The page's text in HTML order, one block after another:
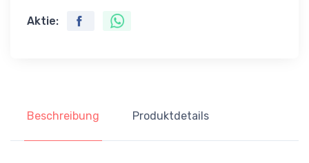
Aktie:
Beschreibung Produktdetails